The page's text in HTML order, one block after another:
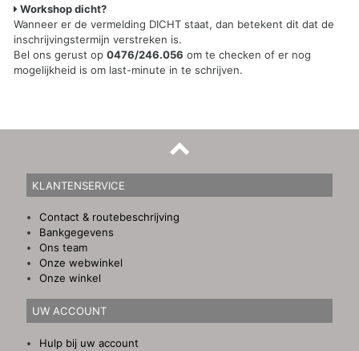
Workshop dicht?
Wanneer er de vermelding DICHT staat, dan betekent dit dat de
inschrijvingstermijn verstreken is.
Bel ons gerust op0476/246.056 om te checken of er nog
mogelijkheid is om last-minute in te schrijven.
KLANTENSERVICE
Contact & routebeschrijving
Bankgegevens
Ons team
Onze webwinkel
Onze winkel
UW ACCOUNT
Hulp bij uw account